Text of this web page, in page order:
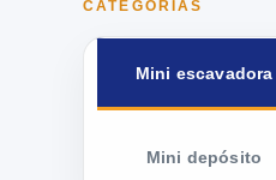
CATEGORIAS
Mini escavadora
Mini depósito